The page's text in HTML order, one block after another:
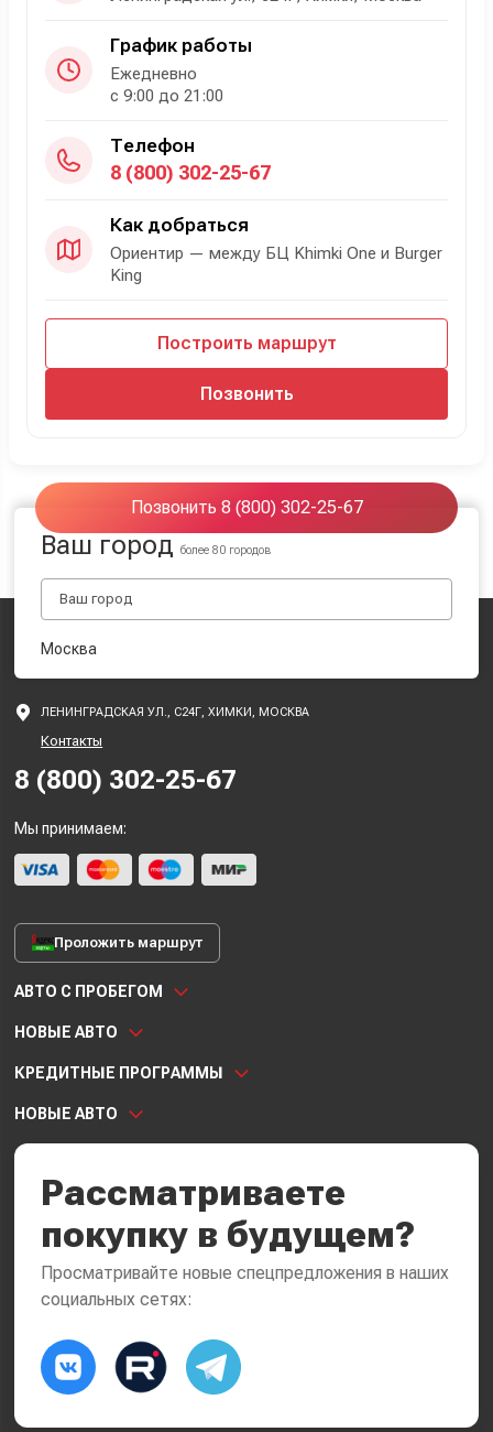
График работы
Ежедневно
с 9:00 до 21:00
Телефон
8 (800) 302-25-67
Как добраться
Ориентир — между БЦ Khimki One и Burger
King
Построить маршрут
Позвонить
Позвонить 8 (800) 302-25-67
Ваш городболее 80 городов
Москва
ЛЕНИНГРАДСКАЯ УЛ., С24Г, ХИМКИ, МОСКВА
Контакты
8 (800) 302-25-67
Мы принимаем:
Проложить маршрут
АВТО С ПРОБЕГОМ
НОВЫЕ АВТО
КРЕДИТНЫЕ ПРОГРАММЫ
НОВЫЕ АВТО
Рассматриваете
покупку в будущем?
Просматривайте новые спецпредложения в наших
социальных сетях: